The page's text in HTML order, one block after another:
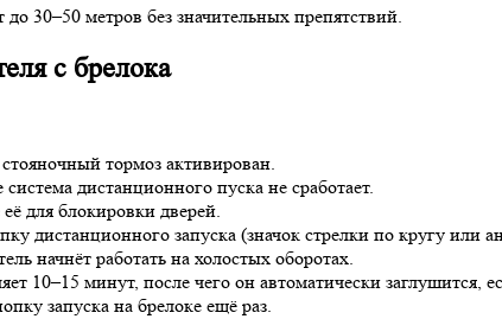
30–50 метров без значительных препятствий.
с брелока
тормоз активирован.
дистанционного пуска не сработает.
для блокировки дверей.
дистанционного запуска (значок стрелки по кругу или
начнёт работать на холостых оборотах.
10–15 минут, после чего он автоматически заглушится,
запуска на брелоке ещё раз.